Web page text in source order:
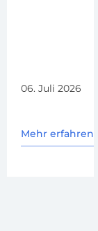
06. Juli 2026
Mehr erfahren